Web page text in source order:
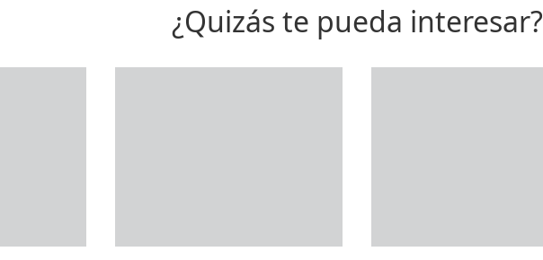
¿Quizás te pueda interesar?